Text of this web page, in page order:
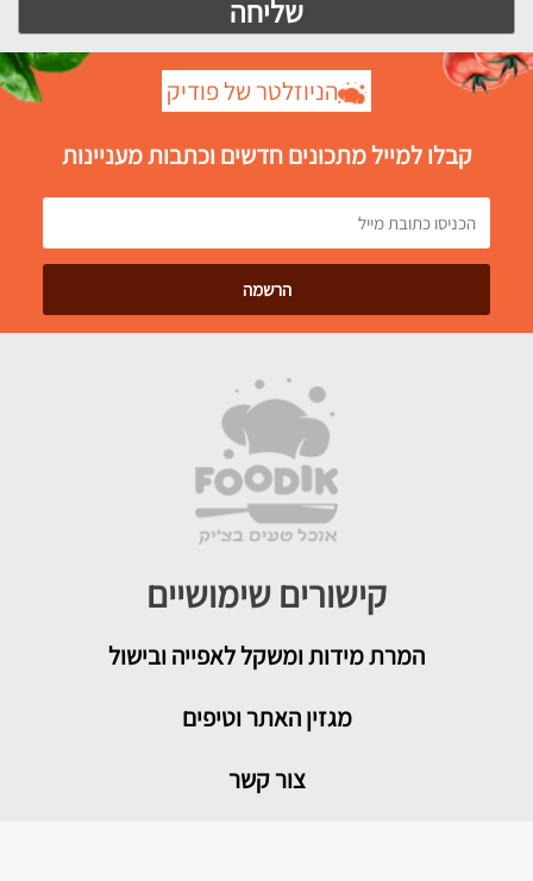
הניוזלטר של פודיק
קבלו למייל מתכונים חדשים וכתבות מעניינות
קישורים שימושיים
המרת מידות ומשקל לאפייה ובישול
מגזין האתר וטיפים
צור קשר